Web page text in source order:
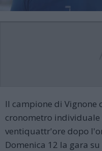
Il campione di Vignone
cronometro individuale
ventiquattr'ore dopo
Domenica 12 la gara